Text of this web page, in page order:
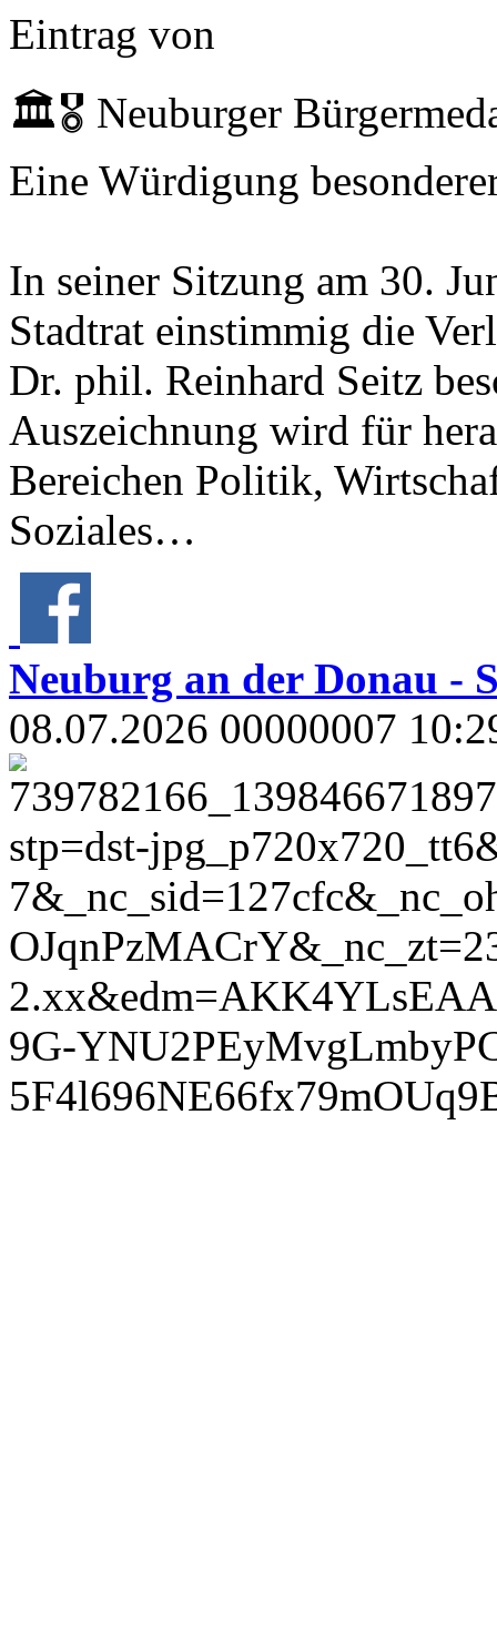
Eintrag von
🏛️🎖️ Neuburger
Eine Würdigung
In seiner Sitzung am 30.
Stadtrat einstimmig die
Dr. phil. Reinhard Seitz
Auszeichnung wird für
Bereichen Politik,
Soziales…
Neuburg an der Donau -
08.07.2026 00000007